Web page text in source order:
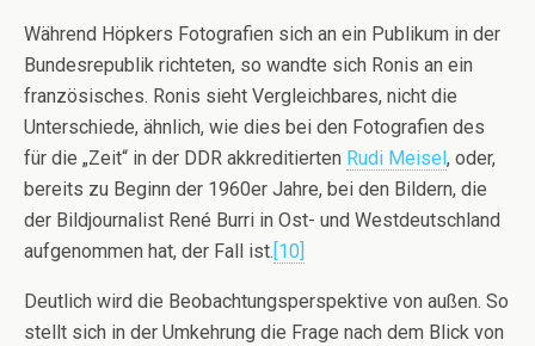
Während Höpkers Fotografien sich an ein Publikum in der
Bundesrepublik richteten, so wandte sich Ronis an ein
französisches. Ronis sieht Vergleichbares, nicht die
Unterschiede, ähnlich, wie dies bei den Fotografien des
für die „Zeit“ in der DDR akkreditierten Rudi Meisel , oder,
bereits zu Beginn der 1960er Jahre, bei den Bildern, die
der Bildjournalist René Burri in Ost- und Westdeutschland
aufgenommen hat, der Fall ist. [10]
Deutlich wird die Beobachtungsperspektive von außen. So
stellt sich in der Umkehrung die Frage nach dem Blick von